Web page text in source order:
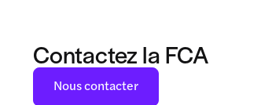
Contactez la FCA
Nous contacter